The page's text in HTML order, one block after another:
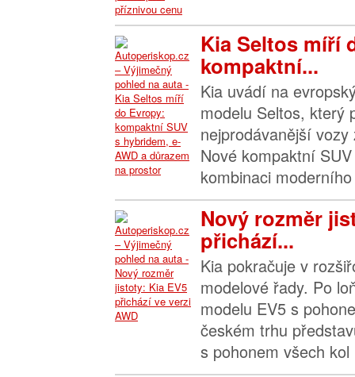
Kia Seltos míří
kompaktní...
Kia uvádí na
modelu Seltos, který
nejprodávanější
Nové kompaktní
kombinaci
Nový rozměr
přichází...
Kia pokračuje v
modelové řady. Po
modelu EV5 s
českém trhu
s pohonem všech